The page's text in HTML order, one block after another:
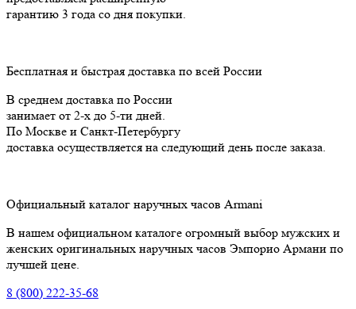
гарантию 3 года cо дня покупки.
Бесплатная и быстрая доставка по всей России
В среднем доставка по России
занимает от 2-х до 5-ти дней.
По Москве и Санкт-Петербургу
доставка осуществляется на следующий день после заказа.
Официальный каталог наручных часов Armani
В нашем официальном каталоге огромный выбор мужских и
женских оригинальных наручных часов Эмпорио Армани по
лучшей цене.
8 (800) 222-35-68